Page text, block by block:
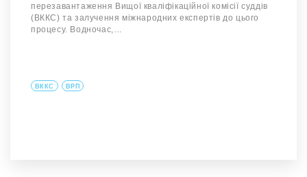
перезавантаження Вищої кваліфікаційної комісії суддів
(ВККС) та залучення міжнародних експертів до цього
процесу. Водночас,…
ВККС ВРП